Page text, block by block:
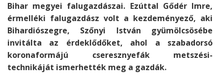
Bihar megyei falugazdászai. Ezúttal Gődér Imre,
érmelléki falugazdász volt a kezdeményező, aki
Bihardiószegre, Szőnyi István gyümölcsösébe
invitálta az érdeklődőket, ahol a szabadorsó
koronaformájú cseresznyefák metszési-
technikáját ismerhették meg a gazdák.